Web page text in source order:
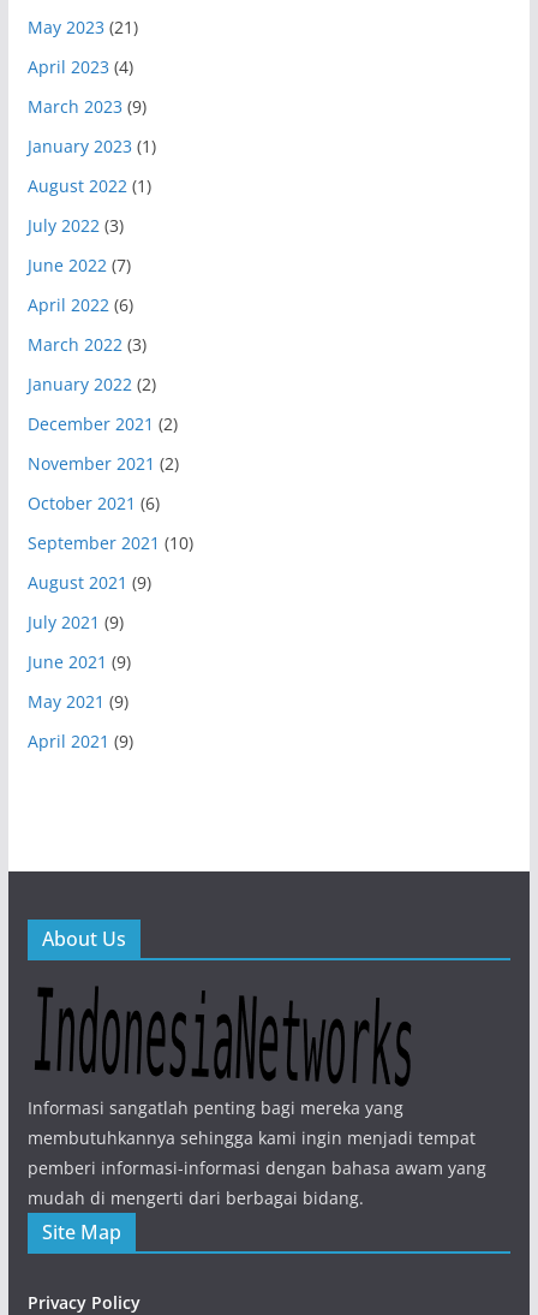
May 2023 (21)
April 2023 (4)
March 2023 (9)
January 2023 (1)
August 2022 (1)
July 2022 (3)
June 2022 (7)
April 2022 (6)
March 2022 (3)
January 2022 (2)
December 2021 (2)
November 2021 (2)
October 2021 (6)
September 2021 (10)
August 2021 (9)
July 2021 (9)
June 2021 (9)
May 2021 (9)
April 2021 (9)
About Us
Informasi sangatlah penting bagi mereka yang
membutuhkannya sehingga kami ingin menjadi tempat
pemberi informasi-informasi dengan bahasa awam yang
mudah di mengerti dari berbagai bidang.
Site Map
Privacy Policy